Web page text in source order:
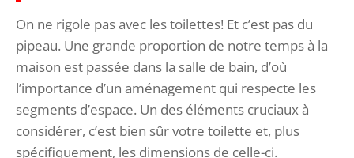
On ne rigole pas avec les toilettes! Et c’est pas du
pipeau. Une grande proportion de notre temps à la
maison est passée dans la salle de bain, d’où
l’importance d’un aménagement qui respecte les
segments d’espace. Un des éléments cruciaux à
considérer, c’est bien sûr votre toilette et, plus
spécifiquement, les dimensions de celle-ci.